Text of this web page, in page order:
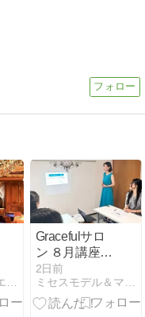
美しいマナーとエレガントな立ち居振る舞いの美人レッスン
Gracefulサロ
ン ８月講座レ
ポ
2日前
ミセスモデル＆マナー講師が教えるワンランク上の私の作り方